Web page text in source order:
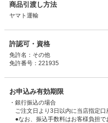
商品引渡し方法
ヤマト運輸
許認可・資格
免許名：その他
免許番号：221935
お申込み有効期限
・銀行振込の場合
ご注文日より3日以内に当店指定口
●なお、振込手数料はお客様負担で